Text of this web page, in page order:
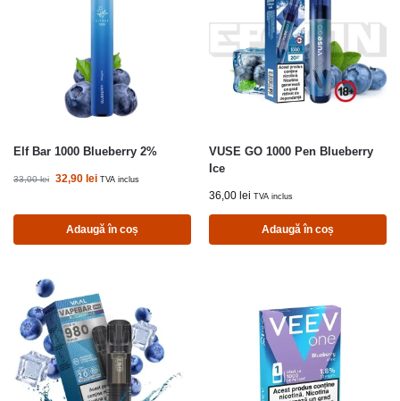
Elf Bar 1000 Blueberry 2%
33,00lei 32,90 lei TVA inclus
Adaugă în coș
VUSE GO 1000 Pen Blueberry
Ice
36,00 lei TVA inclus
Adaugă în coș